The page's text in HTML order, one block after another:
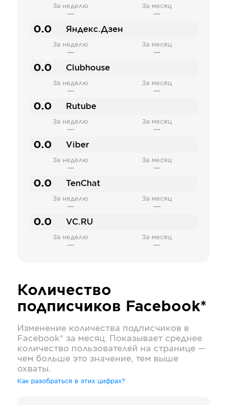
За неделю
—
За месяц
—
0.0 Яндекс.Дзен
За неделю
—
За месяц
—
0.0 Clubhouse
За неделю
—
За месяц
—
0.0 Rutube
За неделю
—
За месяц
—
0.0 Viber
За неделю
—
За месяц
—
0.0 TenChat
За неделю
—
За месяц
—
0.0 VC.RU
За неделю
—
За месяц
—
Количество
подписчиков Facebook*
Изменение количества подписчиков в
Facebook* за месяц. Показывает среднее
количество пользователей на странице —
чем больше это значение, тем выше
охваты.
Как разобраться в этих цифрах?